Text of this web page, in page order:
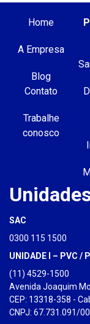
Home
A Empresa
Blog
Contato
Trabalhe
conosco
SAC
0300 115 1500
UNIDADE I – PVC /
(11) 4529-1500
Avenida Joaquim
CEP: 13318-358 -
CNPJ: 67.731.091/